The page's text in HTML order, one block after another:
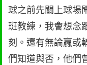
球之前先關上球場
班教練，我會想念
刻。還有無論贏或
們知道與否，他們